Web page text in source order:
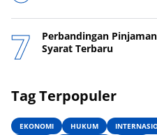
Perbandingan
Syarat Terbaru
Tag Terpopuler
EKONOMI HUKUM